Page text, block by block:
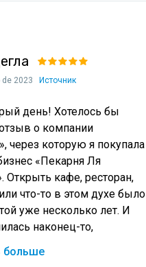
de 2023 Источник
день! Хотелось бы
о компании
через которую я покупала
«Пекарня Ля
Открыть кафе, ресторан,
что-то в этом духе было
уже несколько лет. И
наконец-то,
за помощью к
своего дела
больше